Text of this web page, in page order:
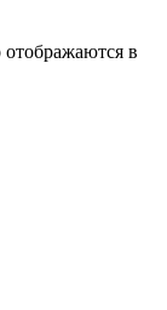
отображаются в